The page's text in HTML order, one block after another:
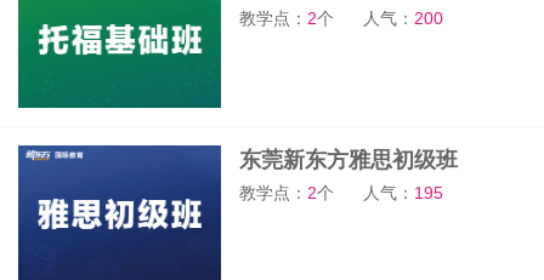
教学点： 2个 人气： 200
东莞新东方雅思初级班
教学点： 2个 人气： 195